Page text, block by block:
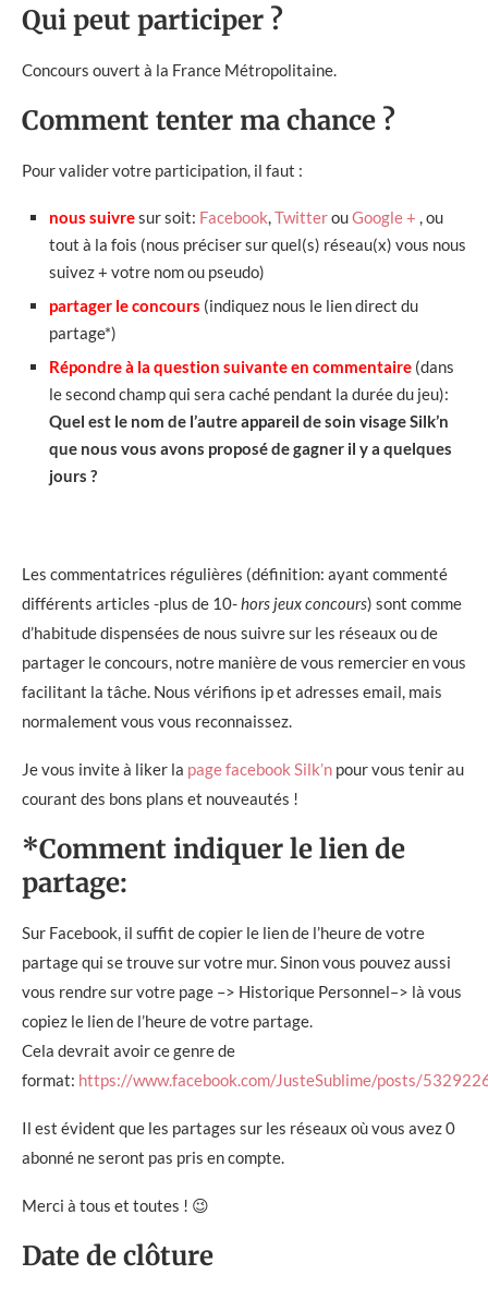
Qui peut participer ?
Concours ouvert à la France Métropolitaine.
Comment tenter ma chance ?
Pour valider votre participation, il faut :
nous suivresur soit: Facebook,TwitterouGoogle + , ou
tout à la fois (nous préciser sur quel(s) réseau(x) vous nous
suivez + votre nom ou pseudo)
partager le concours (indiquez nous le lien direct du
partage*)
Répondre à la question suivante en commentaire (dans
le second champ qui sera caché pendant la durée du jeu):
Quel est le nom de l’autre appareil de soin visage Silk’n
que nous vous avons proposé de gagner il y a quelques
jours ?
Les commentatrices régulières (définition: ayant commenté
différents articles -plus de 10-hors jeux concours) sont comme
d’habitude dispensées de nous suivre sur les réseaux ou de
partager le concours, notre manière de vous remercier en vous
facilitant la tâche. Nous vérifions ip et adresses email, mais
normalement vous vous reconnaissez.
Je vous invite à liker la page facebook Silk’n pour vous tenir au
courant des bons plans et nouveautés !
*Comment indiquer le lien de
partage:
Sur Facebook, il suffit de copier le lien de l’heure de votre
partage qui se trouve sur votre mur. Sinon vous pouvez aussi
vous rendre sur votre page –> Historique Personnel–> là vous
copiez le lien de l’heure de votre partage.
Cela devrait avoir ce genre de
format: https://www.facebook.com/JusteSublime/posts/
Il est évident que les partages sur les réseaux où vous avez 0
abonné ne seront pas pris en compte.
Merci à tous et toutes ! 😉
Date de clôture